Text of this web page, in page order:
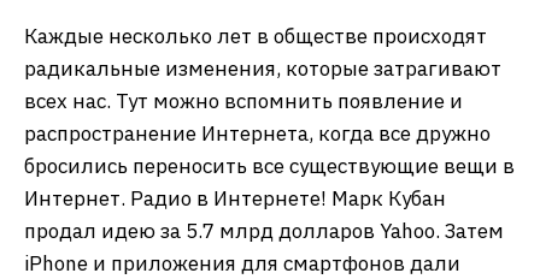
Каждые несколько лет в обществе происходят
радикальные изменения, которые затрагивают
всех нас. Тут можно вспомнить появление и
распространение Интернета, когда все дружно
бросились переносить все существующие вещи в
Интернет. Радио в Интернете! Марк Кубан
продал идею за 5.7 млрд долларов Yahoo. Затем
iPhone и приложения для смартфонов дали